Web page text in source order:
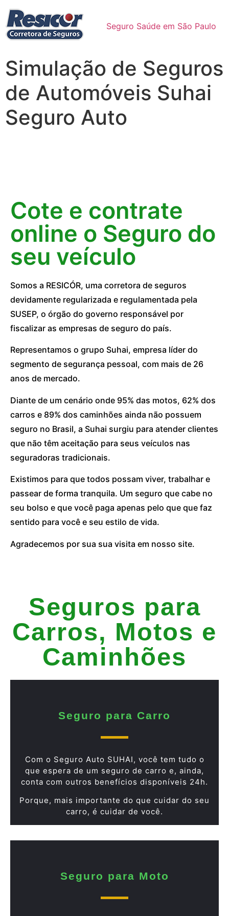
Seguro Saúde em São Paulo
Simulação de Seguros
de Automóveis Suhai
Seguro Auto
Cote e contrate
online o Seguro do
seu veículo
Somos a RESICÓR, uma corretora de seguros
devidamente regularizada e regulamentada pela
SUSEP, o órgão do governo responsável por
fiscalizar as empresas de seguro do país.
Representamos o grupo Suhai, empresa líder do
segmento de segurança pessoal, com mais de 26
anos de mercado.
Diante de um cenário onde 95% das motos, 62% dos
carros e 89% dos caminhões ainda não possuem
seguro no Brasil, a Suhai surgiu para atender clientes
que não têm aceitação para seus veículos nas
seguradoras tradicionais.
Existimos para que todos possam viver, trabalhar e
passear de forma tranquila. Um seguro que cabe no
seu bolso e que você paga apenas pelo que que faz
sentido para você e seu estilo de vida.
Agradecemos por sua sua visita em nosso site.
Seguros para
Carros, Motos e
Caminhões
Seguro para Carro
Com o Seguro Auto SUHAI, você tem tudo o
que espera de um seguro de carro e, ainda,
conta com outros benefícios disponíveis 24h.
Porque, mais importante do que cuidar do seu
carro, é cuidar de você.
Seguro para Moto